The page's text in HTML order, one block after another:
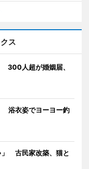
ス
300人超が婚姻届、
浴衣姿でヨーヨー釣
」 古民家改築、猫と